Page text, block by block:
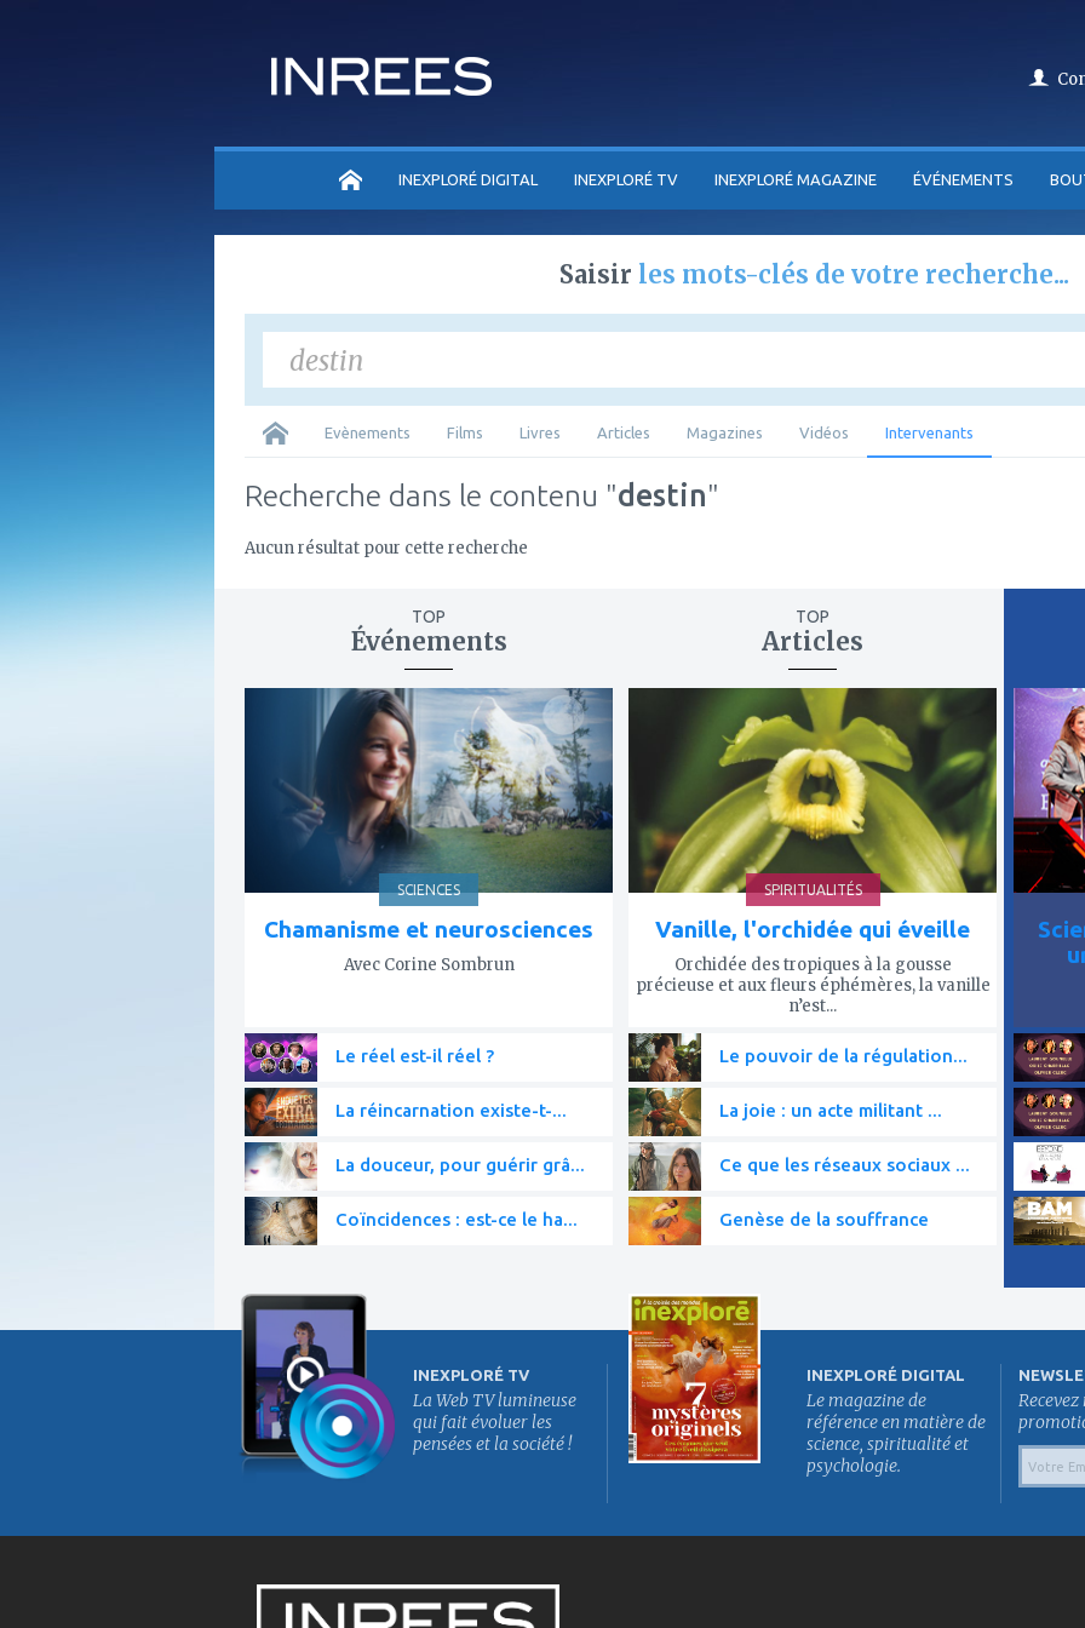
ACCUEILINEXPLORÉ DIGITAL INEXPLORÉ TV INEXPLORÉ MAGAZINE ÉVÉNEMENTS
Saisir les mots-clés de votre recherche...
Evènements Films Livres Articles Magazines Vidéos Intervenants
Recherche dans le contenu "destin"
Aucun résultat pour cette recherche
TOP
Événements
favoris
SCIENCES
Chamanisme et neurosciences
Avec Corine Sombrun
Le réel est-il réel ?
La réincarnation existe-t-...
La douceur, pour guérir grâ...
Coïncidences : est-ce le ha...
TOP
Articles
SPIRITUALITÉS
Vanille, l'orchidée qui éveille
Orchidée des tropiques à la gousse
précieuse et aux fleurs éphémères, la vanille
n’est...
Le pouvoir de la régulation...
La joie : un acte militant ...
Ce que les réseaux sociaux ...
Genèse de la souffrance
à
mes
INEXPLORÉ TV
La Web TV lumineuse
qui fait évoluer les
pensées et la société !
INEXPLORÉ DIGITAL
Le magazine de
référence en matière de
science, spiritualité et
psychologie.